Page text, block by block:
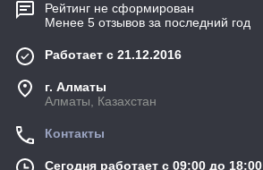
Рейтинг не сформирован
Менее 5 отзывов за последний год
Работает с 21.12.2016
г. Алматы
Алматы, Казахстан
Контакты
Сегодня работает с 09:00 до 18:00